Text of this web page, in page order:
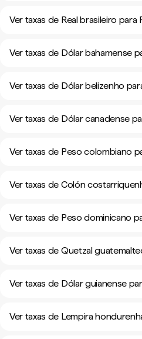
Ver taxas de Real brasileiro para
Ver taxas de Dólar bahamense
Ver taxas de Dólar belizenho
Ver taxas de Dólar canadense
Ver taxas de Peso colombiano
Ver taxas de Colón
Ver taxas de Peso dominicano
Ver taxas de Quetzal
Ver taxas de Dólar guianense
Ver taxas de Lempira